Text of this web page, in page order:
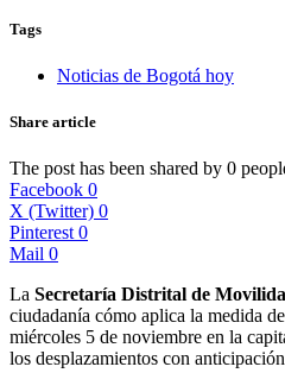
Tags
Noticias de Bogotá hoy
Share article
The post has been shared by 0
Facebook 0
X (Twitter) 0
Pinterest 0
Mail 0
La Secretaría Distrital de
ciudadanía cómo aplica la medida de
miércoles 5 de noviembre en la
los desplazamientos con